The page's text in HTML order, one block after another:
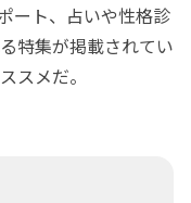
ート、占いや性格診
特集が掲載されてい
スメだ。